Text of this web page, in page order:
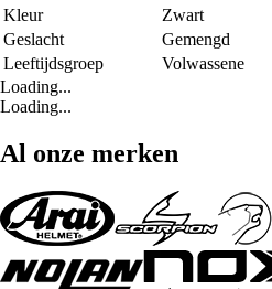
Kleur
Zwart
Geslacht
Gemengd
Leeftijdsgroep
Volwassene
Loading...
Loading...
Al onze merken